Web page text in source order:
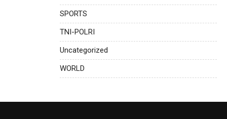
SPORTS
TNI-POLRI
Uncategorized
WORLD